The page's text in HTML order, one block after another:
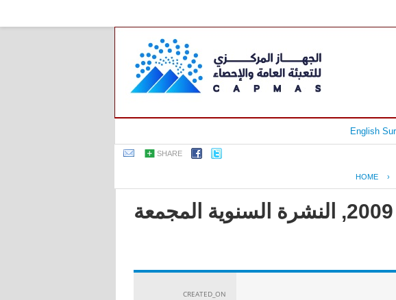
English
SHARE
HOME ›
جمهورية مصر العربية - بحث القوى العاملة لعام 2009, النشرة السنوية المجمعة
CREATED_ON